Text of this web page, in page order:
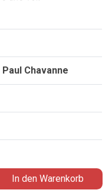
Chavanne
In den Warenkorb